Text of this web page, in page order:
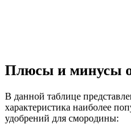
Плюсы и минусы
В данной таблице
характеристика наиболее
удобрений для смородины: